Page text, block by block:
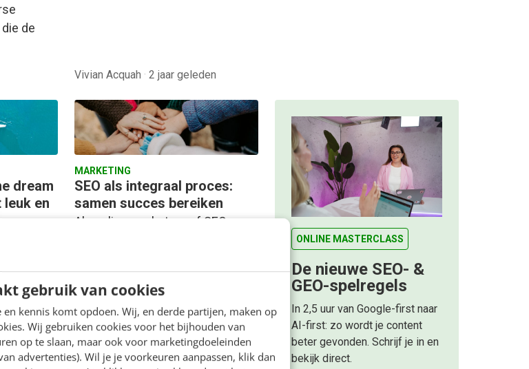
gebruik van cookies
kennis komt opdoen. Wij, en derde partijen, maken op
Wij gebruiken cookies voor het bijhouden van
op te slaan, maar ook voor marketingdoeleinden
advertenties). Wil je je voorkeuren aanpassen, klik dan
de
Vivian Acquah · 2 jaar geleden
dream
en
MARKETING
SEO als integraal proces:
samen succes bereiken
Als online marketeer of SEO-
de laatste…
ONLINE MASTERCLASS
De nieuwe SEO- &
GEO-spelregels
In 2,5 uur van Google-first naar
AI-first: zo wordt je content
beter gevonden. Schrijf je in en
bekijk direct.